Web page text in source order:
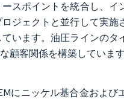
スポイントを統合し、イ
ジェクトと並行して実施
います。油圧ラインのタ
顧客関係を構築しています
にニッケル基合金および